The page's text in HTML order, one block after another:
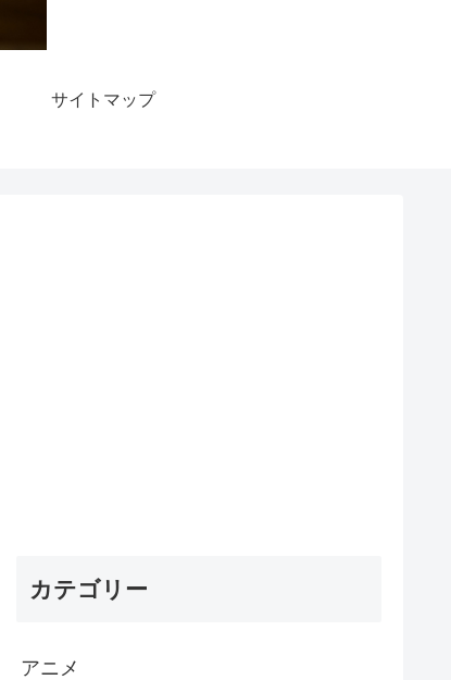
サイトマップ
カテゴリー
アニメ